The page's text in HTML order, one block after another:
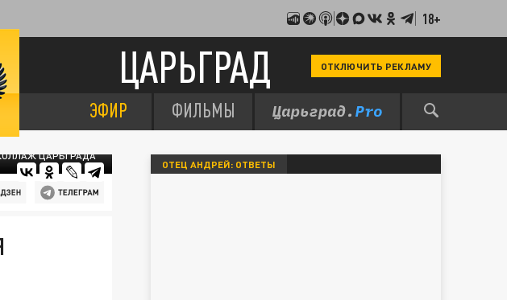
18+
ЦАРЬГРАД ОТКЛЮЧИТЬ РЕКЛАМУ
ЭФИР ФИЛЬМЫ
ЦАРЬГРАДА
ОТЕЦ АНДРЕЙ: ОТВЕТЫ